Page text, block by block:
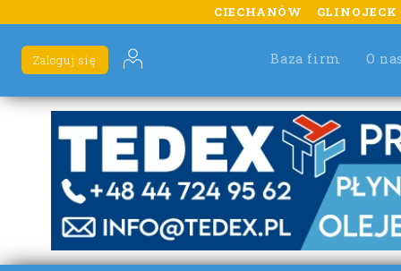
CIECHANÓW GLINOJECK
Baza firm O nas
Zaloguj się